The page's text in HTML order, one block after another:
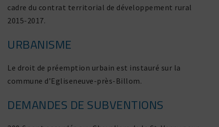
cadre du contrat terri­to­rial de déve­lop­pe­ment rural
2015-2017.
URBANISME
Le droit de préemp­tion urbain est instauré sur la
commune d’Egliseneuve-près-Billom.
DEMANDES DE SUBVENTIONS